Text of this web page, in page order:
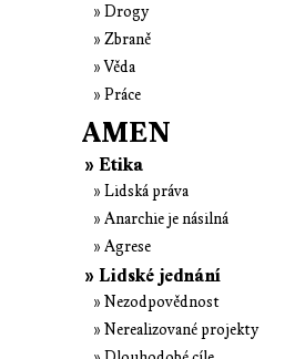
» Drogy
» Zbraně
» Věda
» Práce
AMEN
» Etika
» Lidská práva
» Anarchie je násilná
» Agrese
» Lidské jednání
» Nezodpovědnost
» Nerealizované projekty